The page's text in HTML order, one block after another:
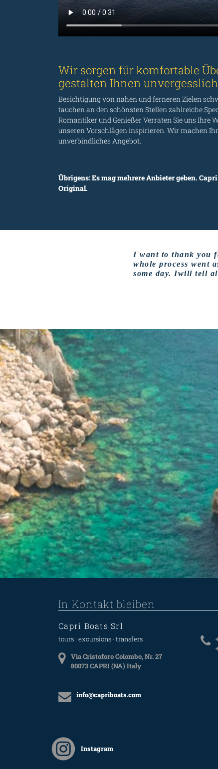
Wir sorgen für komfortable
gestalten Ihnen
Besichtigung von nahen und ferneren Zielen
tauchen an den schönsten Stellen zahlreiche
Romantiker und Genießer Verraten Sie uns Ihre
unseren Vorschlägen inspirieren. Wir machen
unverbindliches Angebot.
Übrigens: Es mag mehrere Anbieter geben.
Original.
I want to thank you
whole process went
some day. Iwill tell
In Kontakt bleiben
Capri Boats Srl
tours · excursions · transfers
Via Cristoforo Colombo, Nr. 27
80073 CAPRI (NA) Italy
info@capriboats.com
Instagram